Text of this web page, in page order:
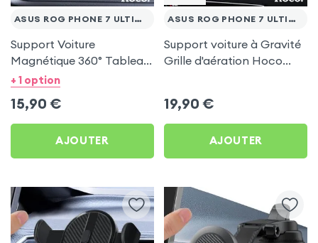
ASUS ROG PHONE 7 ULTIMATE
Support Voiture
Magnétique 360° Tableau
de bord Hoco pour Asus
+ 1 option
15,90 €
AJOUTER
ASUS ROG PHONE 7 ULTIMATE
Support voiture à Gravité
Grille d'aération Hoco
19,90 €
AJOUTER